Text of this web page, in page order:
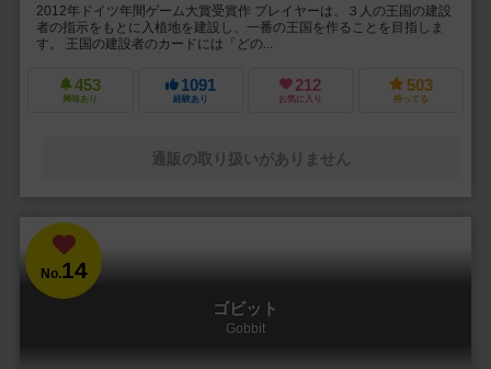
2012年ドイツ年間ゲーム大賞受賞作 プレイヤーは、３人の王国の建設
者の指示をもとに入植地を建設し、一番の王国を作ることを目指しま
す。 王国の建設者のカードには「どの...
453
興味あり
1091
経験あり
212
お気に入り
503
持ってる
通販の取り扱いがありません
No.14
ゴビット
Gobbit